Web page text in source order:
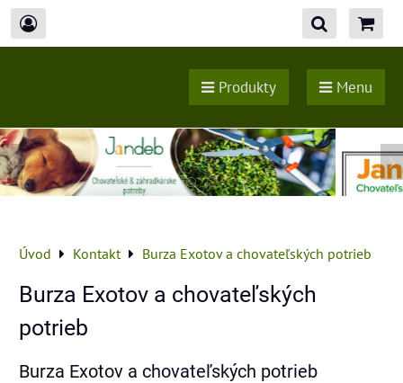
Produkty Menu
Úvod Kontakt Burza Exotov a chovateľských potrieb
Burza Exotov a chovateľských
potrieb
Burza Exotov a chovateľských potrieb